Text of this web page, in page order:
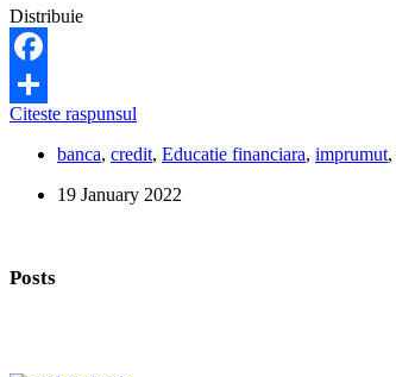
Distribuie
Facebook
Share
Citeste raspunsul
poate
rambursarea
banca, credit, Educatie financiara, imprumut,
19 January 2022
Posts